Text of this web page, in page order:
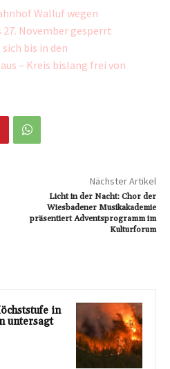
Walluf wegen
27. November gesperrt
bis in den
– Kreis bislang frei von
Nächster Artikel
Licht in der Nacht: Chor der
Wiesbadener Musikakademie
präsentiert Adventsprogramm im
Kulturforum
in
untersagt